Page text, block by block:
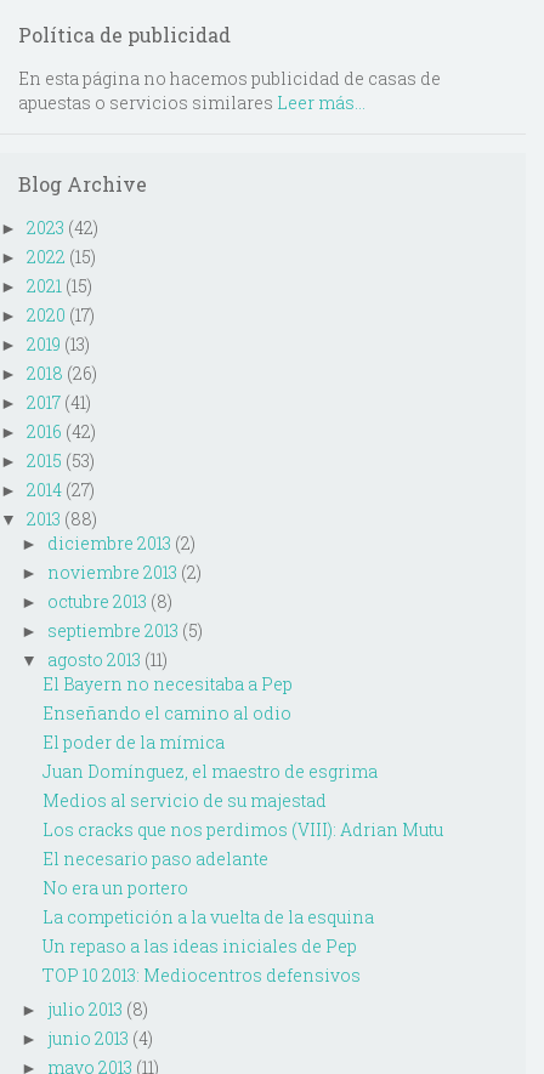
Política de publicidad
En esta página no hacemos publicidad de casas de
apuestas o servicios similares Leer más...
Blog Archive
► 2023 (42)
► 2022 (15)
► 2021 (15)
► 2020 (17)
► 2019 (13)
► 2018 (26)
► 2017 (41)
► 2016 (42)
► 2015 (53)
► 2014 (27)
▼ 2013 (88)
► diciembre 2013 (2)
► noviembre 2013 (2)
► octubre 2013 (8)
► septiembre 2013 (5)
▼ agosto 2013 (11)
El Bayern no necesitaba a Pep
Enseñando el camino al odio
El poder de la mímica
Juan Domínguez, el maestro de esgrima
Medios al servicio de su majestad
Los cracks que nos perdimos (VIII): Adrian Mutu
El necesario paso adelante
No era un portero
La competición a la vuelta de la esquina
Un repaso a las ideas iniciales de Pep
TOP 10 2013: Mediocentros defensivos
► julio 2013 (8)
► junio 2013 (4)
► mayo 2013 (11)